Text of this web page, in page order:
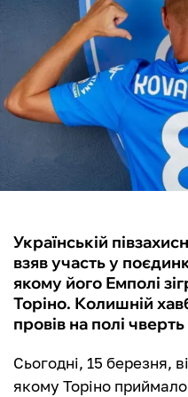
ЧС-2026
ФУТЗАЛ
ІНШІ
БУКМЕКЕРИ
Українській
взяв участь у
якому його Емполі
Торіно. Колишній
провів на полі
Сьогодні, 15 березня,
якому Торіно